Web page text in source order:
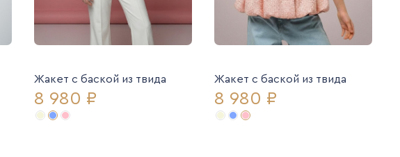
Жакет с баской из твида
8 980 ₽
Жакет с баской из твида
8 980 ₽